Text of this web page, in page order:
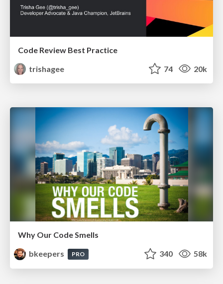
Code Review Best Practice
trishagee
74 20k
Why Our Code Smells
bkeepers
PRO 340 58k